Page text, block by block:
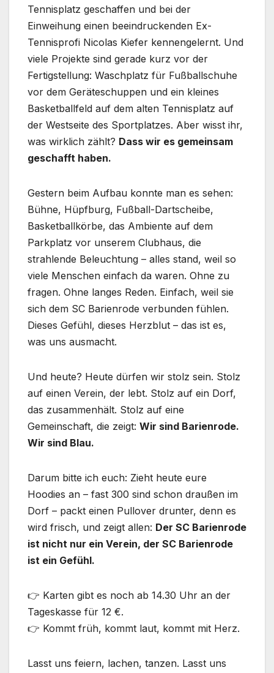
Tennisplatz geschaffen und bei der
Einweihung einen beeindruckenden Ex-
Tennisprofi Nicolas Kiefer kennengelernt. Und
viele Projekte sind gerade kurz vor der
Fertigstellung: Waschplatz für Fußballschuhe
vor dem Geräteschuppen und ein kleines
Basketballfeld auf dem alten Tennisplatz auf
der Westseite des Sportplatzes. Aber wisst ihr,
was wirklich zählt? Dass wir es gemeinsam
geschafft haben.
Gestern beim Aufbau konnte man es sehen:
Bühne, Hüpfburg, Fußball-Dartscheibe,
Basketballkörbe, das Ambiente auf dem
Parkplatz vor unserem Clubhaus, die
strahlende Beleuchtung – alles stand, weil so
viele Menschen einfach da waren. Ohne zu
fragen. Ohne langes Reden. Einfach, weil sie
sich dem SC Barienrode verbunden fühlen.
Dieses Gefühl, dieses Herzblut – das ist es,
was uns ausmacht.
Und heute? Heute dürfen wir stolz sein. Stolz
auf einen Verein, der lebt. Stolz auf ein Dorf,
das zusammenhält. Stolz auf eine
Gemeinschaft, die zeigt: Wir sind Barienrode.
Wir sind Blau.
Darum bitte ich euch: Zieht heute eure
Hoodies an – fast 300 sind schon draußen im
Dorf – packt einen Pullover drunter, denn es
wird frisch, und zeigt allen: Der SC Barienrode
ist nicht nur ein Verein, der SC Barienrode
ist ein Gefühl.
👉 Karten gibt es noch ab 14.30 Uhr an der
Tageskasse für 12 €.
👉 Kommt früh, kommt laut, kommt mit Herz.
Lasst uns feiern, lachen, tanzen. Lasst uns